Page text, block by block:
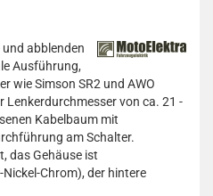
abblenden
Ausführung,
wie Simson SR2 und AWO
Lenkerdurchmesser von ca. 21 -
Kabelbaum mit
am Schalter.
das Gehäuse ist
Chrom), der hintere